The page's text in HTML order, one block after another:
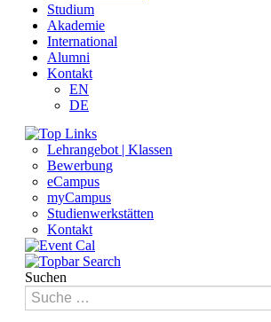
Studium
Akademie
International
Alumni
Kontakt
EN
DE
Lehrangebot | Klassen
Bewerbung
eCampus
myCampus
Studienwerkstätten
Kontakt
Suchen